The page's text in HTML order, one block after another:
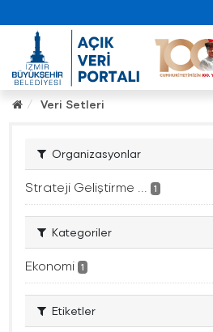
Veri Setleri
Organizasyonlar
Strateji Geliştirme ... 1
Kategoriler
Ekonomi 1
Etiketler